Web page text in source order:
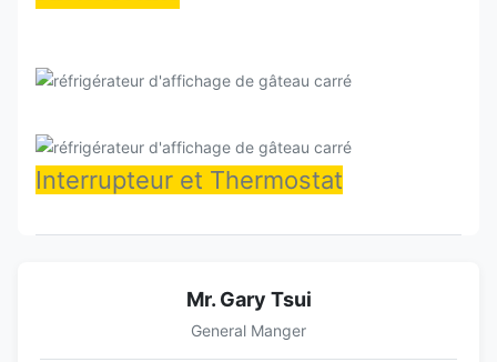
VERA210DS 2100*700*1200
Interrupteur et Thermostat
Mr. Gary Tsui
General Manger